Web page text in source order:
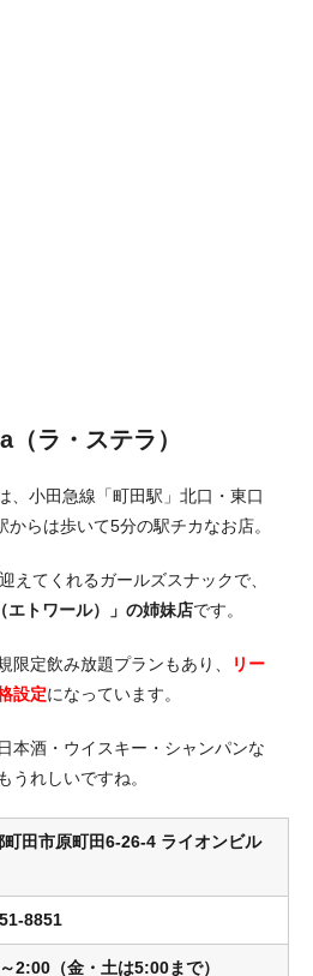
ラ・ステラ）
、小田急線「町田駅」北口・東口
らは歩いて5分の駅チカなお店。
えてくれるガールズスナックで、
エトワール）」の姉妹店です。
限定飲み放題プランもあり、
リー
設定になっています。
本酒・ウイスキー・シャンパンな
うれしいですね。
町田市原町田6-26-4 ライオンビル
8851
2:00（金・土は5:00まで）